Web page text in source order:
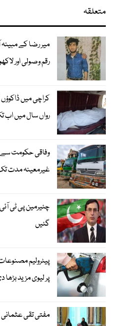
متعلقہ
میر رضا کے
رقم وصولی اور
کراچی میں
رواں سال میں اب تک کی
وفاقی حکومت سے
غیرمعینہ مدت تک
چئیرمین پی ٹی آئی
گئیں
پیٹرولیم
پر لیوی مزید
مفتی تقی